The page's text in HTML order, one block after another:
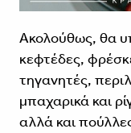
Ακολούθως, θα
κεφτέδες,
τηγανητές,
μπαχαρικά και
αλλά και